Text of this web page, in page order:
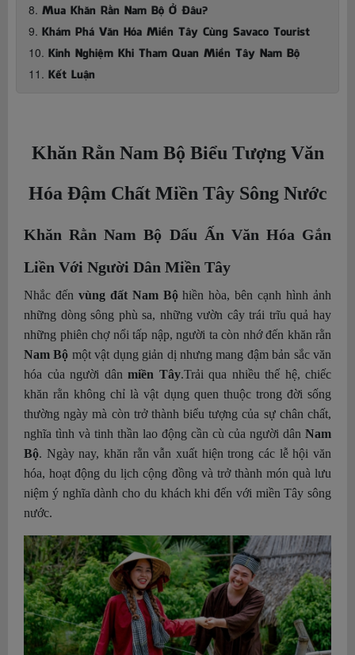
Mua Khăn Rằn Nam Bộ Ở Đâu?
Khám Phá Văn Hóa Miền Tây Cùng Savaco Tourist
Kinh Nghiệm Khi Tham Quan Miền Tây Nam Bộ
Kết Luận
Khăn Rằn Nam Bộ Biểu Tượng Văn
Hóa Đậm Chất Miền Tây Sông Nước
Khăn Rằn Nam Bộ Dấu Ấn Văn Hóa Gắn
Liền Với Người Dân Miền Tây
Nhắc đến vùng đất Nam Bộhiền hòa, bên cạnh hình ảnh
những dòng sông phù sa, những vườn cây trái trĩu quả hay
những phiên chợ nổi tấp nập, người ta còn nhớ đến khăn rằn
Nam Bộ một vật dụng giản dị nhưng mang đậm bản sắc văn
hóa của người dân miền Tây.Trải qua nhiều thế hệ, chiếc
khăn rằn không chỉ là vật dụng quen thuộc trong đời sống
thường ngày mà còn trở thành biểu tượng của sự chân chất,
nghĩa tình và tinh thần lao động cần cù của người dân Nam
Bộ. Ngày nay, khăn rằn vẫn xuất hiện trong các lễ hội văn
hóa, hoạt động du lịch cộng đồng và trở thành món quà lưu
niệm ý nghĩa dành cho du khách khi đến với miền Tây sông
nước.